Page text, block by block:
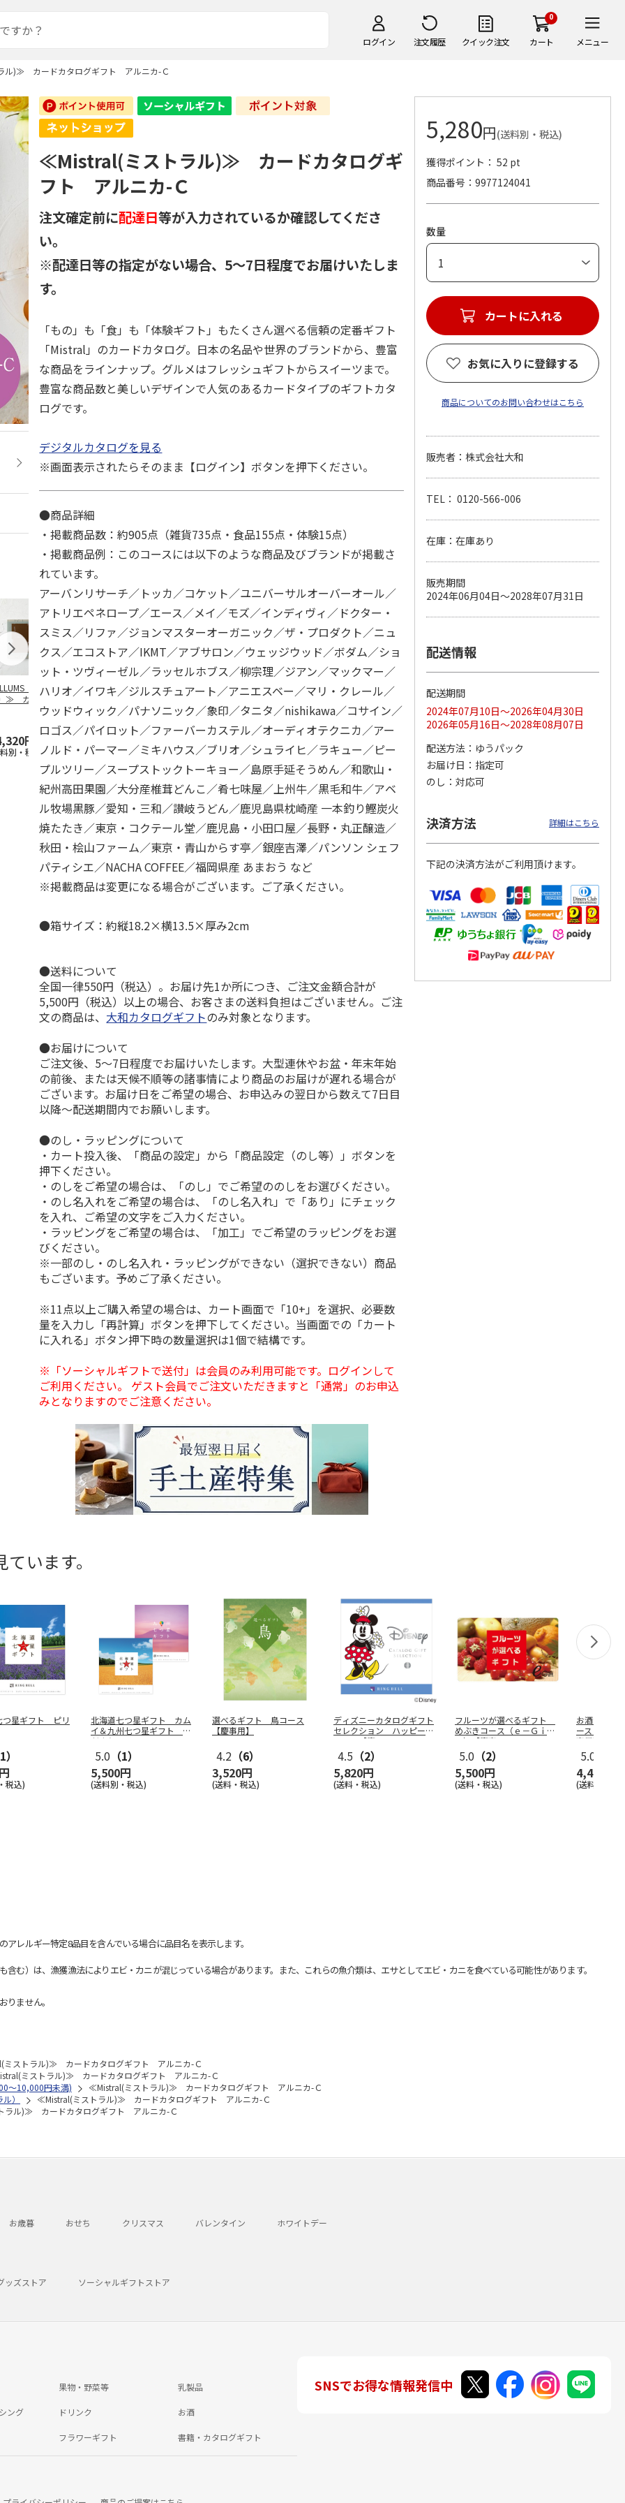
ログイン 注文履歴 クイック注文
0
カート メニュー
ル)≫ カードカタログギフト アルニカ-Ｃ
（イルム
≫ カタログギ
ト ロイヤル
円
別・税込)
【とっておきのニッ
ポンを贈る】 カタ
ログギフト 栄（さ
4,290円
(送料別・税込)
TIMEBook(R)
Premium Premium
S …
60,500円
(送料別・税込)
【とっておきのニッ
ポンを贈る】 カタ
ログギフト 詩（う
6,490円
(送料別・税込)
TIMEBook(R)
Premium Luxury
Sp…
5.0（1）
108,900円
(送料別・税込)
【とっておきのニッ
ポンを贈る】 カタ
ログギフト 弥（あ
まね…
5,390円
(送料別・税込)
ログギフト ソ
≪Mistral(ミストラル)≫ カードカタログギ
フト アルニカ-Ｃ
注文確定前に配達日等が入力されているか確認してくださ
い。
※配達日等の指定がない場合、5～7日程度でお届けいたしま
す。
「もの」も「食」も「体験ギフト」もたくさん選べる信頼の定番ギフト
「Mistral」のカードカタログ。日本の名品や世界のブランドから、豊富
な商品をラインナップ。グルメはフレッシュギフトからスイーツまで。
豊富な商品数と美しいデザインで人気のあるカードタイプのギフトカタ
ログです。
デジタルカタログを見る
※画面表示されたらそのまま【ログイン】ボタンを押下ください。
●商品詳細
・掲載商品数：約905点（雑貨735点・食品155点・体験15点）
・掲載商品例：このコースには以下のような商品及びブランドが掲載さ
れています。
アーバンリサーチ／トッカ／コケット／ユニバーサルオーバーオール／
アトリエペネロープ／エース／メイ／モズ／インディヴィ／ドクター・
スミス／リファ／ジョンマスターオーガニック／ザ・プロダクト／ニュ
クス／エコストア／IKMT／アブサロン／ウェッジウッド／ボダム／ショ
ット・ツヴィーゼル／ラッセルホブス／柳宗理／ジアン／マックマー／
ハリオ／イワキ／ジルスチュアート／アニエスベー／マリ・クレール／
ウッドウィック／パナソニック／象印／タニタ／nishikawa／コサイン／
ロゴス／パイロット／ファーバーカステル／オーディオテクニカ／アー
ノルド・パーマー／ミキハウス／ブリオ／シュライヒ／ラキュー／ピー
プルツリー／スープストックトーキョー／島原手延そうめん／和歌山・
紀州高田果園／大分産椎茸どんこ／肴七味屋／上州牛／黒毛和牛／アベ
ル牧場黒豚／愛知・三和／讃岐うどん／鹿児島県枕崎産 一本釣り鰹炭火
焼たたき／東京・コクテール堂／鹿児島・小田口屋／長野・丸正醸造／
秋田・桧山ファーム／東京・青山からす亭／銀座吉澤／パンソン シェフ
パティシエ／NACHA COFFEE／福岡県産 あまおう など
※掲載商品は変更になる場合がございます。ご了承ください。
●箱サイズ：約縦18.2×横13.5×厚み2cm
●送料について
全国一律550円（税込）。お届け先1か所につき、ご注文金額合計が
5,500円（税込）以上の場合、お客さまの送料負担はございません。ご注
文の商品は、 大和カタログギフトのみ対象となります。
●お届けについて
ご注文後、5～7日程度でお届けいたします。大型連休やお盆・年末年始
の前後、または天候不順等の諸事情により商品のお届けが遅れる場合が
ございます。お届け日をご希望の場合、お申込みの翌日から数えて7日目
以降～配送期間内でお願いします。
●のし・ラッピングについて
・カート投入後、「商品の設定」から「商品設定（のし等）」ボタンを
押下ください。
・のしをご希望の場合は、「のし」でご希望ののしをお選びください。
・のし名入れをご希望の場合は、「のし名入れ」で「あり」にチェック
を入れ、ご希望の文字をご入力ください。
・ラッピングをご希望の場合は、「加工」でご希望のラッピングをお選
びください。
※一部のし・のし名入れ・ラッピングができない（選択できない）商品
もございます。予めご了承ください。
※11点以上ご購入希望の場合は、カート画面で「10+」を選択、必要数
量を入力し「再計算」ボタンを押下してください。当画面での「カート
に入れる」ボタン押下時の数量選択は1個で結構です。
※「ソーシャルギフトで送付」は会員のみ利用可能です。ログインして
ご利用ください。 ゲスト会員でご注文いただきますと「通常」のお申込
みとなりますのでご注意ください。
5,280円(送料別・税込)
獲得ポイント： 52 pt
商品番号
9977124041
数量
お気に入りに登録する
商品についてのお問い合わせはこちら
販売者：株式会社大和
TEL： 0120-566-006
在庫：在庫あり
販売期間
2024年06月04日～2028年07月31日
配送情報
配送期間
2024年07月10日～2026年04月30日
2026年05月16日～2028年08月07日
配送方法
ゆうパック
お届け日
指定可
のし
対応可
決済方法 詳細はこちら
下記の決済方法がご利用頂けます。
います。
つ星ギフト ピリ
）
税込)
北海道七つ星ギフト カム
イ＆九州七つ星ギフト ひ
だまり
5.0 （1）
5,500円
(送料別・税込)
選べるギフト 鳥コース
【慶事用】
4.2 （6）
3,520円
(送料・税込)
ディズニーカタログギフト
セレクション ハッピー
コース【慶
4.5 （2）
5,820円
(送料・税込)
フルーツが選べるギフト
めぶきコース（ｅ－Ｇｉｆ
ｔ）【慶事
5.0 （2）
5,500円
(送料・税込)
お酒が選べ
ース（ｅ－
事用】
5.0
4,400円
(送料・税込)
レルギー特定8品目を含んでいる場合に品目名を表示します。
む）は、漁獲漁法によりエビ・カニが混じっている場合があります。また、これらの魚介類は、エサとしてエビ・カニを食べている可能性があります。
ません。
ミストラル)≫ カードカタログギフト アルニカ-Ｃ
ミストラル)≫ カードカタログギフト アルニカ-Ｃ
～10,000円未満)
≪Mistral(ミストラル)≫ カードカタログギフト アルニカ-Ｃ
）
≪Mistral(ミストラル)≫ カードカタログギフト アルニカ-Ｃ
ラル)≫ カードカタログギフト アルニカ-Ｃ
お歳暮 おせち クリスマス バレンタイン ホワイトデー
ッズストア ソーシャルギフトストア
果物・野菜等 乳製品
ング ドリンク お酒
フラワーギフト 書籍・カタログギフト
SNSでお得な情報発信中